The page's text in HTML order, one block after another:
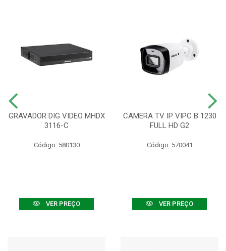
GRAVADOR DIG VIDEO MHDX
3116-C
Código: 580130
VER PREÇO
CAMERA TV IP VIPC B 1230
FULL HD G2
Código: 570041
VER PREÇO